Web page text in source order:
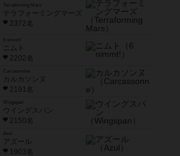
Terraforming Mars
テラフォーミングマーズ
2372名
ニムト
2202名
Carcassonne
カルカソンヌ
2191名
Wingspan
ウイングスパン
2150名
Azul
アズール
1903名